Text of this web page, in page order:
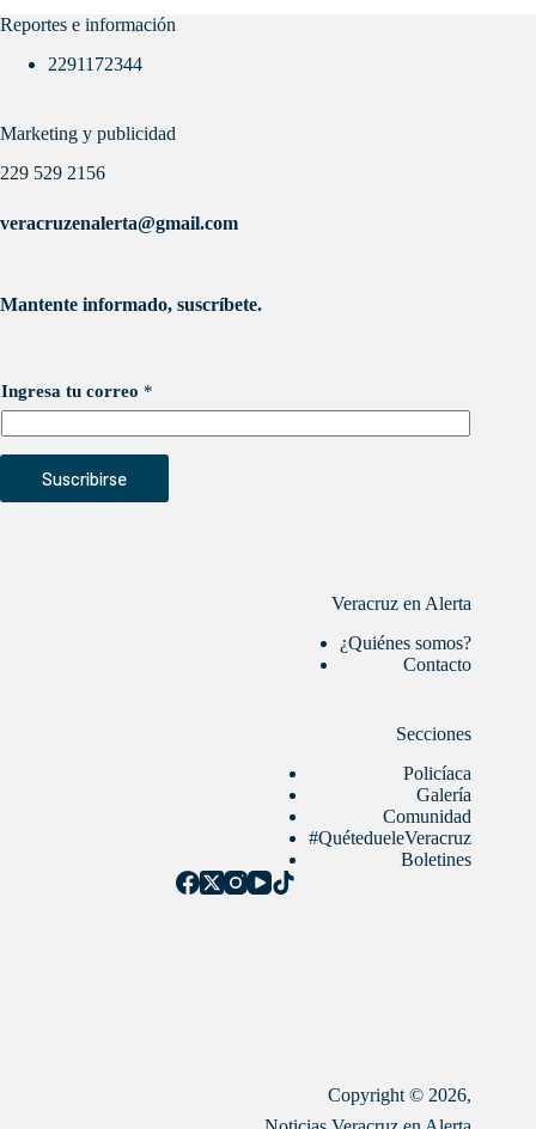
Reportes e información
2291172344
Marketing y publicidad
229 529 2156
veracruzenalerta@gmail.com
Mantente informado, suscríbete.
Ingresa tu correo *
Suscribirse
Veracruz en Alerta
¿Quiénes somos?
Contacto
Secciones
Policíaca
Galería
Comunidad
#QuétedueleVeracruz
Boletines
Copyright © 2026,